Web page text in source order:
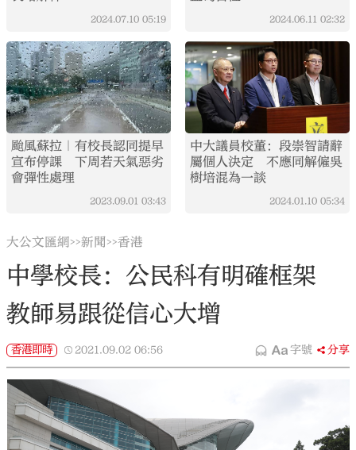
2024.07.10 05:19 2024.06.11 02:32
颱風蘇拉｜有校長認同提早
宣布停課 下周若天氣惡劣
會彈性處理
2023.09.01 03:43
中大議員校董：段崇智請辭
屬個人決定 不應同解僱吳
樹培混為一談
2024.01.10 05:34
大公文匯網>>新聞>>香港
中學校長：公民科有明確框架
教師易跟從信心大增
香港即時 2021.09.02 06:56 字號 分享